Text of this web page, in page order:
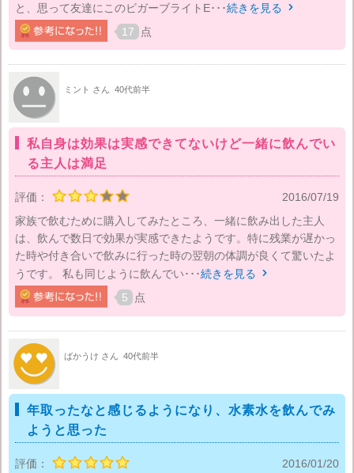
と、思って友達にこのビガーブライトE･･･続きを見る 
17 点
ミント さん 40代前半
私自身は効果は実感できてないけど一緒に飲んでい
る主人は満足
評価：
2016/07/19
家族で飲むために購入してみたところ、一緒に飲み出した主人
は、飲んで数日で効果が実感できたようです。特に残業が遅かっ
た時や付き合いで飲みに行った時の翌朝の体調が良くて驚いたよ
うです。 私も同じように飲んでい･･･続きを見る 
5 点
ばかうけ さん 40代前半
年取ったなと感じるようになり、水素水を飲んでみ
ようと思った
評価：
2016/01/20